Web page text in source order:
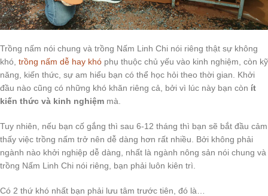
Trồng nấm nói chung và trồng Nấm Linh Chi nói riêng thật sự không
khó, trồng nấm dễ hay khó phụ thuộc chủ yếu vào kinh nghiệm, còn kỹ
năng, kiến thức, sự am hiểu bạn có thể học hỏi theo thời gian. Khởi
đầu nào cũng có những khó khăn riêng cả, bởi vì lúc này bạn còn ít
kiến thức và kinh nghiệm mà.
Tuy nhiên, nếu bạn cố gắng thì sau 6-12 tháng thì bạn sẽ bắt đầu cảm
thấy việc trồng nấm trở nên dễ dàng hơn rất nhiều. Bởi không phải
ngành nào khởi nghiệp dễ dàng, nhất là ngành nông sản nói chung và
trồng Nấm Linh Chi nói riêng, bạn phải luôn kiên trì.
Có 2 thứ khó nhất bạn phải lưu tâm trước tiên, đó là…